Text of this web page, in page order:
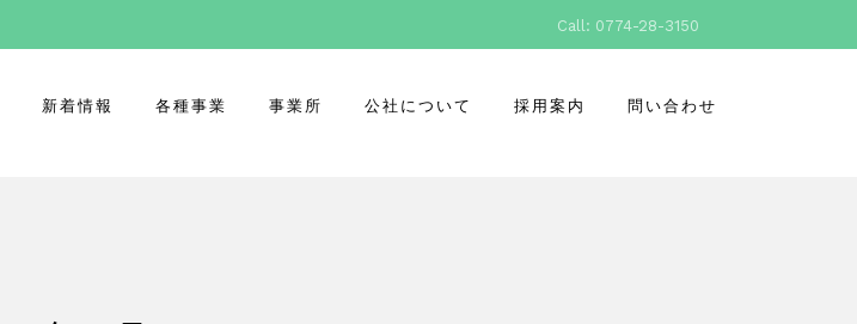
Call: 0774-28-3150
新着情報 各種事業 事業所 公社について 採用案内 問い合わせ